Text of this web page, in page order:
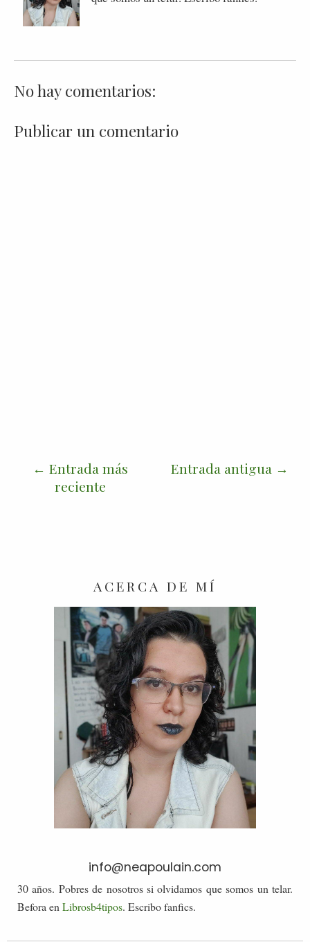
No hay comentarios:
Publicar un comentario
Entrada más
reciente
Entrada antigua
ACERCA DE MÍ
info@neapoulain.com
30 años. Pobres de nosotros si olvidamos que somos un telar.
Befora en Librosb4tipos. Escribo fanfics.